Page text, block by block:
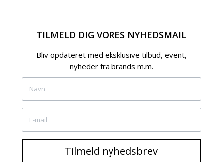
TILMELD DIG VORES NYHEDSMAIL
Bliv opdateret med eksklusive tilbud, event,
nyheder fra brands m.m.
Tilmeld nyhedsbrev